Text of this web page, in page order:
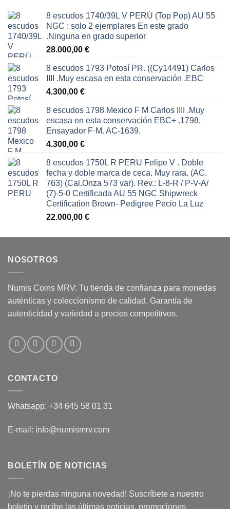
8 escudos 1740/39L V PERÚ (Top Pop) AU 55
NGC : solo 2 ejemplares En este grado
.Ninguna en grado superior
28.000,00 €
8 escudos 1793 Potosí PR. ((Cy14491) Carlos
IIII .Muy escasa en esta conservación .EBC
4.300,00 €
8 escudos 1798 Mexico F M Carlos IIII .Muy
escasa en esta conservación EBC+ .1798.
Ensayador F·M. AC-1639.
4.300,00 €
8 escudos 1750L R PERU Felipe V . Doble
fecha y doble marca de ceca. Muy rara. (AC.
763) (Cal.Onza 573 var). Rev.: L-8-R / P-V-A/
(7)-5-0 Certificada AU 55 NGC Shipwreck
Certification Brown- Pedigree Pecio La Luz
22.000,00 €
NOSOTROS
Numis Coins MRV: Tu tienda de confianza para monedas
auténticas y coleccionismo de calidad. Garantía de
autenticidad y variedad a precios competitivos.
CONTACTO
Whatsapp: +34 645 58 01 31
E-mail: info@numismrv.com
BOLETÍN DE NOTICIAS
¡No te pierdas ninguna novedad! Suscríbete a nuestro
boletín y recibe las últimas noticias, promociones